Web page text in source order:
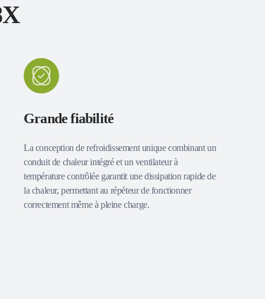
Grande fiabilité
La conception de refroidissement unique combinant un
conduit de chaleur intégré et un ventilateur à
température contrôlée garantit une dissipation rapide de
la chaleur, permettant au répéteur de fonctionner
correctement même à pleine charge.